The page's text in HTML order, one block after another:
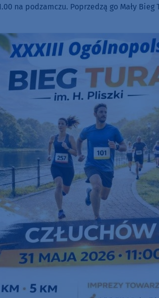
na podzamczu. Poprzedzą go Mały Bieg